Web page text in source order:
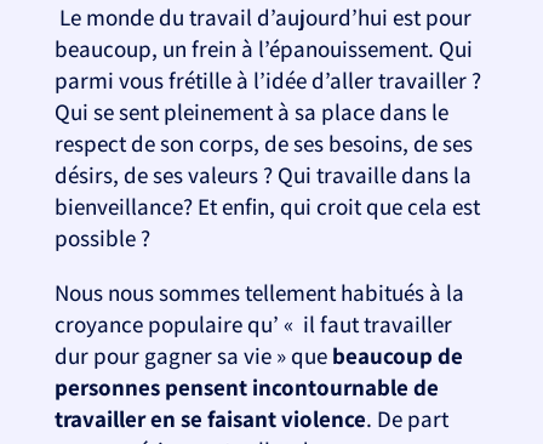
Le monde du travail d’aujourd’hui est pour
beaucoup, un frein à l’épanouissement. Qui
parmi vous frétille à l’idée d’aller travailler ?
Qui se sent pleinement à sa place dans le
respect de son corps, de ses besoins, de ses
désirs, de ses valeurs ? Qui travaille dans la
bienveillance? Et enfin, qui croit que cela est
possible ?
Nous nous sommes tellement habitués à la
croyance populaire qu’ « il faut travailler
dur pour gagner sa vie » que beaucoup de
personnes pensent incontournable de
travailler en se faisant violence. De part